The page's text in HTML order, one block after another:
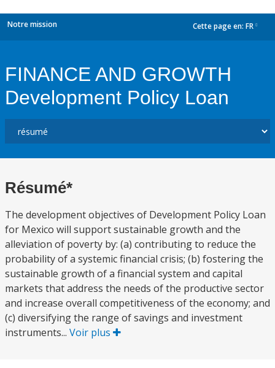
Notre mission Cette page en: FR
FINANCE AND GROWTH
Development Policy Loan
Résumé*
The development objectives of Development Policy Loan
for Mexico will support sustainable growth and the
alleviation of poverty by: (a) contributing to reduce the
probability of a systemic financial crisis; (b) fostering the
sustainable growth of a financial system and capital
markets that address the needs of the productive sector
and increase overall competitiveness of the economy; and
(c) diversifying the range of savings and investment
instruments... Voir plus